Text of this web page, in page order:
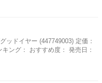
ッドイヤー (447749003) 定価：
ング： おすすめ度： 発売日：